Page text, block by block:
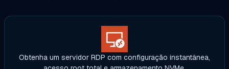
Obtenha um servidor RDP com configuração instantânea,